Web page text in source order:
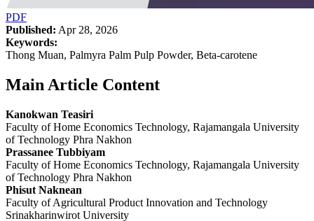
PDF
Published: Apr 28, 2026
Keywords:
Thong Muan, Palmyra Palm Pulp Powder, Beta-carotene
Main Article Content
Kanokwan Teasiri
Faculty of Home Economics Technology, Rajamangala University
of Technology Phra Nakhon
Prassanee Tubbiyam
Faculty of Home Economics Technology, Rajamangala University
of Technology Phra Nakhon
Phisut Naknean
Faculty of Agricultural Product Innovation and Technology
Srinakharinwirot University